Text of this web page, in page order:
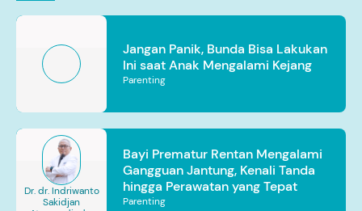
Jangan Panik, Bunda Bisa Lakukan
Ini saat Anak Mengalami Kejang
Parenting
Dr. dr. Indriwanto
Sakidjan
Bayi Prematur Rentan Mengalami
Gangguan Jantung, Kenali Tanda
hingga Perawatan yang Tepat
Parenting